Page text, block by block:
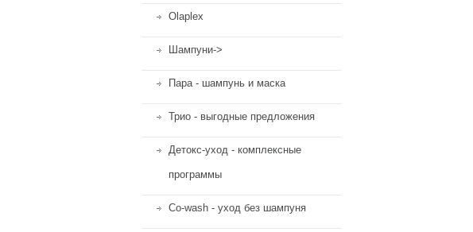
Olaplex
Шампуни->
Пара - шампунь и маска
Трио - выгодные предложения
Детокс-уход - комплексные
программы
Co-wash - уход без шампуня